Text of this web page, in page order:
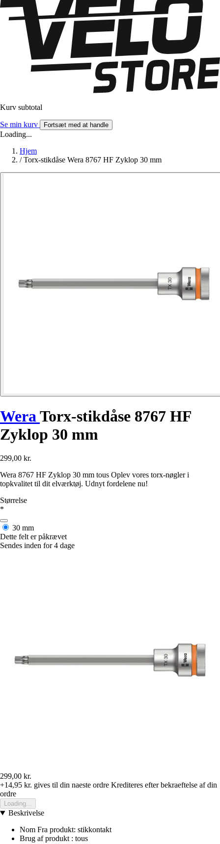
Kurv subtotal
Se min kurv Fortsæt med at handle
Loading...
Hjem
/ Torx-stikdåse Wera 8767 HF Zyklop 30 mm
Wera Torx-stikdåse 8767 HF
Zyklop 30 mm
299,00 kr.
Wera 8767 HF Zyklop 30 mm tous Oplev vores torx-nøgler i
topkvalitet til dit elværktøj. Udnyt fordelene nu!
Størrelse
*
30 mm
Dette felt er påkrævet
Sendes inden for 4 dage
299,00 kr.
+14,95 kr. gives til din naeste ordre Krediteres efter bekraeftelse af din
ordre
Loading...
Beskrivelse
Nom Fra produkt: stikkontakt
Brug af produkt : tous